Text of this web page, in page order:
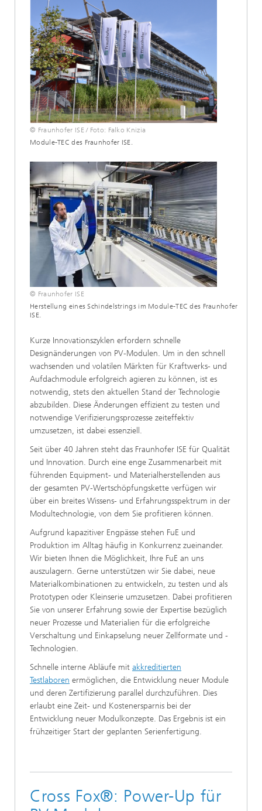
© Fraunhofer ISE / Foto: Falko Knizia
Module-TEC des Fraunhofer ISE.
© Fraunhofer ISE
Herstellung eines Schindelstrings im Module-TEC des Fraunhofer
ISE.
Kurze Innovationszyklen erfordern schnelle
Designänderungen von PV-Modulen. Um in den schnell
wachsenden und volatilen Märkten für Kraftwerks- und
Aufdachmodule erfolgreich agieren zu können, ist es
notwendig, stets den aktuellen Stand der Technologie
abzubilden. Diese Änderungen effizient zu testen und
notwendige Verifizierungsprozesse zeiteffektiv
umzusetzen, ist dabei essenziell.
Seit über 40 Jahren steht das Fraunhofer ISE für Qualität
und Innovation. Durch eine enge Zusammenarbeit mit
führenden Equipment- und Materialherstellenden aus
der gesamten PV-Wertschöpfungskette verfügen wir
über ein breites Wissens- und Erfahrungsspektrum in der
Modultechnologie, von dem Sie profitieren können.
Aufgrund kapazitiver Engpässe stehen FuE und
Produktion im Alltag häufig in Konkurrenz zueinander.
Wir bieten Ihnen die Möglichkeit, Ihre FuE an uns
auszulagern. Gerne unterstützen wir Sie dabei, neue
Materialkombinationen zu entwickeln, zu testen und als
Prototypen oder Kleinserie umzusetzen. Dabei profitieren
Sie von unserer Erfahrung sowie der Expertise bezüglich
neuer Prozesse und Materialien für die erfolgreiche
Verschaltung und Einkapselung neuer Zellformate und -
Technologien.
Schnelle interne Abläufe mit akkreditierten
Testlaboren ermöglichen, die Entwicklung neuer Module
und deren Zertifizierung parallel durchzuführen. Dies
erlaubt eine Zeit- und Kostenersparnis bei der
Entwicklung neuer Modulkonzepte. Das Ergebnis ist ein
frühzeitiger Start der geplanten Serienfertigung.
Cross Fox®: Power-Up für